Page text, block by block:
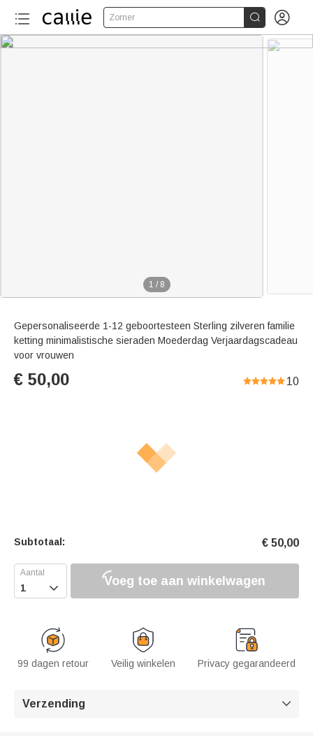
Zomer  
1 / 8
Gepersonaliseerde 1-12 geboortesteen Sterling zilveren familie
ketting minimalistische sieraden Moederdag Verjaardagscadeau
voor vrouwen
€ 50,00 10
Subtotaal: € 50,00
 Voeg toe aan winkelwagen
99 dagen retour Veilig winkelen Privacy gegarandeerd
Verzending 